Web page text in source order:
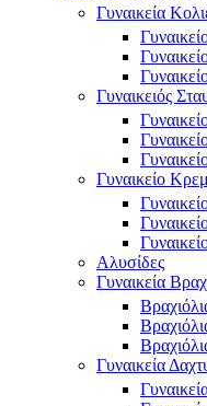
Γυναικεία
Γυναικειός
Γυναικείο
Αλυσίδες
Γυναικεία
Γυναικεία